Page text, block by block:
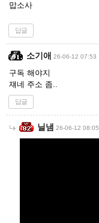
맙소사
답글
소기애 26-06-12 07:53
구독 해야지
쟤네 주소 좀..
답글
닐냄 26-06-12 08:05